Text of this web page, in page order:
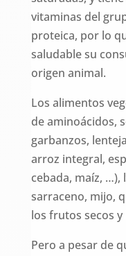
vitaminas del
proteica, por lo
saludable su
origen animal.
Los alimentos
de aminoácidos,
garbanzos,
arroz integral,
cebada, maíz, …),
sarraceno, mijo,
los frutos secos y
Pero a pesar de